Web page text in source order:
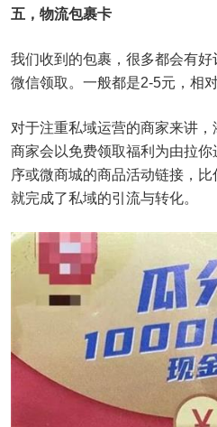
五，物流包裹卡
我们收到的包裹，很多都会有
微信领取。一般都是2-5元，相
对于注重私域运营的商家来讲
商家会以免费领取福利为由拉
序或微商城的商品活动链接，
就完成了私域的引流与转化。